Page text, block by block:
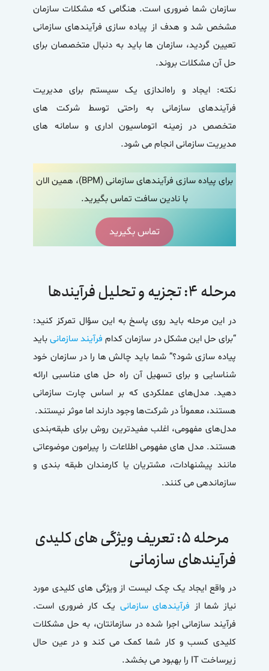
سازمان شما ضروری است. هنگامی که مشکلات سازمان
مشخص شد و هدف از پیاده سازی فرآیندهای سازمانی
تعیین گردید، سازمان ها باید به دنبال متخصصان برای
حل آن مشکلات بروند.
نکته: ایجاد و راه‌اندازی یک سیستم برای مدیریت
فرآیندهای سازمانی به راحتی توسط شرکت های
متخصص در زمینه اتوماسیون اداری و سامانه های
مدیریت سازمانی انجام می شود.
برای پیاده سازی فرآیندهای سازمانی (BPM)، همین الان
با نادین سافت تماس بگیرید.
تماس بگیرید
مرحله ۴: تجزیه و تحلیل فرآیندها
در این مرحله باید روی پاسخ به این سؤال تمرکز کنید:
“برای حل این مشکل در سازمان کدام فرآیند سازمانیباید
پیاده سازی شود؟” شما باید چالش ها را در سازمان خود
شناسایی و برای تسهیل آن راه حل های مناسبی ارائه
دهید. مدل‌های عملکردی که بر اساس چارت سازمانی
هستند، معمولاً در شرکت‌ها وجود دارند اما موثر نیستند.
مدل‌های مفهومی، اغلب مفیدترین روش برای طبقه‌بندی
هستند. مدل های مفهومی اطلاعات را پیرامون موضوعاتی
مانند پیشنهادات، مشتریان یا کارمندان طبقه بندی و
سازماندهی می کنند.
مرحله ۵: تعریف ویژگی های کلیدی
فرآیندهای سازمانی
در واقع ایجاد یک چک لیست از ویژگی های کلیدی مورد
نیاز شما از فرآیندهای سازمانی یک کار ضروری است.
فرآیند سازمانی اجرا شده در سازمانتان، به حل مشکلات
کلیدی کسب و کار شما کمک می کند و در عین حال
زیرساخت IT را بهبود می بخشد.